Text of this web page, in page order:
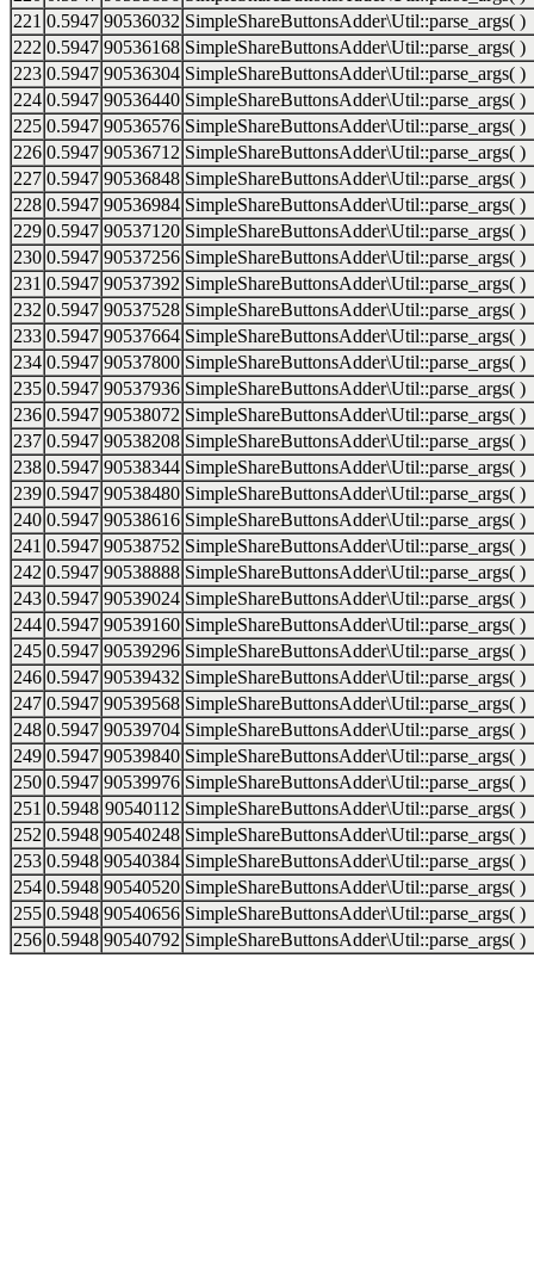
221 0.5947 90536032 SimpleShareButtonsAdder\Util::parse_args( )
222 0.5947 90536168 SimpleShareButtonsAdder\Util::parse_args( )
223 0.5947 90536304 SimpleShareButtonsAdder\Util::parse_args( )
224 0.5947 90536440 SimpleShareButtonsAdder\Util::parse_args( )
225 0.5947 90536576 SimpleShareButtonsAdder\Util::parse_args( )
226 0.5947 90536712 SimpleShareButtonsAdder\Util::parse_args( )
227 0.5947 90536848 SimpleShareButtonsAdder\Util::parse_args( )
228 0.5947 90536984 SimpleShareButtonsAdder\Util::parse_args( )
229 0.5947 90537120 SimpleShareButtonsAdder\Util::parse_args( )
230 0.5947 90537256 SimpleShareButtonsAdder\Util::parse_args( )
231 0.5947 90537392 SimpleShareButtonsAdder\Util::parse_args( )
232 0.5947 90537528 SimpleShareButtonsAdder\Util::parse_args( )
233 0.5947 90537664 SimpleShareButtonsAdder\Util::parse_args( )
234 0.5947 90537800 SimpleShareButtonsAdder\Util::parse_args( )
235 0.5947 90537936 SimpleShareButtonsAdder\Util::parse_args( )
236 0.5947 90538072 SimpleShareButtonsAdder\Util::parse_args( )
237 0.5947 90538208 SimpleShareButtonsAdder\Util::parse_args( )
238 0.5947 90538344 SimpleShareButtonsAdder\Util::parse_args( )
239 0.5947 90538480 SimpleShareButtonsAdder\Util::parse_args( )
240 0.5947 90538616 SimpleShareButtonsAdder\Util::parse_args( )
241 0.5947 90538752 SimpleShareButtonsAdder\Util::parse_args( )
242 0.5947 90538888 SimpleShareButtonsAdder\Util::parse_args( )
243 0.5947 90539024 SimpleShareButtonsAdder\Util::parse_args( )
244 0.5947 90539160 SimpleShareButtonsAdder\Util::parse_args( )
245 0.5947 90539296 SimpleShareButtonsAdder\Util::parse_args( )
246 0.5947 90539432 SimpleShareButtonsAdder\Util::parse_args( )
247 0.5947 90539568 SimpleShareButtonsAdder\Util::parse_args( )
248 0.5947 90539704 SimpleShareButtonsAdder\Util::parse_args( )
249 0.5947 90539840 SimpleShareButtonsAdder\Util::parse_args( )
250 0.5947 90539976 SimpleShareButtonsAdder\Util::parse_args( )
251 0.5948 90540112 SimpleShareButtonsAdder\Util::parse_args( )
252 0.5948 90540248 SimpleShareButtonsAdder\Util::parse_args( )
253 0.5948 90540384 SimpleShareButtonsAdder\Util::parse_args( )
254 0.5948 90540520 SimpleShareButtonsAdder\Util::parse_args( )
255 0.5948 90540656 SimpleShareButtonsAdder\Util::parse_args( )
256 0.5948 90540792 SimpleShareButtonsAdder\Util::parse_args( )